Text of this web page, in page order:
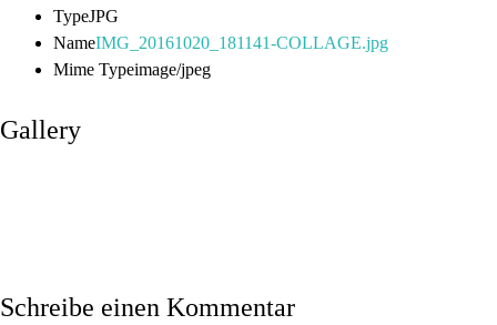
TypeJPG
NameIMG_20161020_181141-COLLAGE.jpg
Mime Typeimage/jpeg
Gallery
Schreibe einen Kommentar